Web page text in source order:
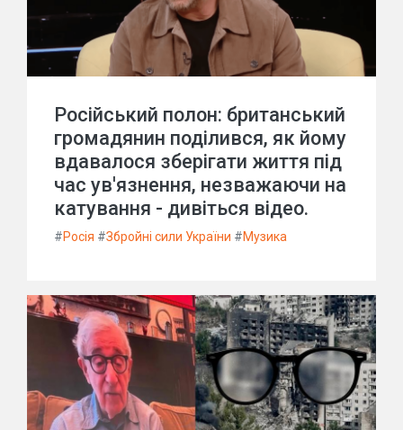
Російський полон: британський
громадянин поділився, як йому
вдавалося зберігати життя під
час ув'язнення, незважаючи на
катування - дивіться відео.
#Росія #Збройні сили України #Музика